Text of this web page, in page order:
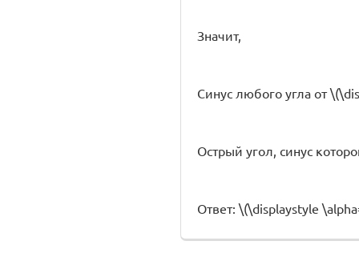
Значит,
Синус любого угла от
Острый угол, синус
Ответ: \(\displaystyle